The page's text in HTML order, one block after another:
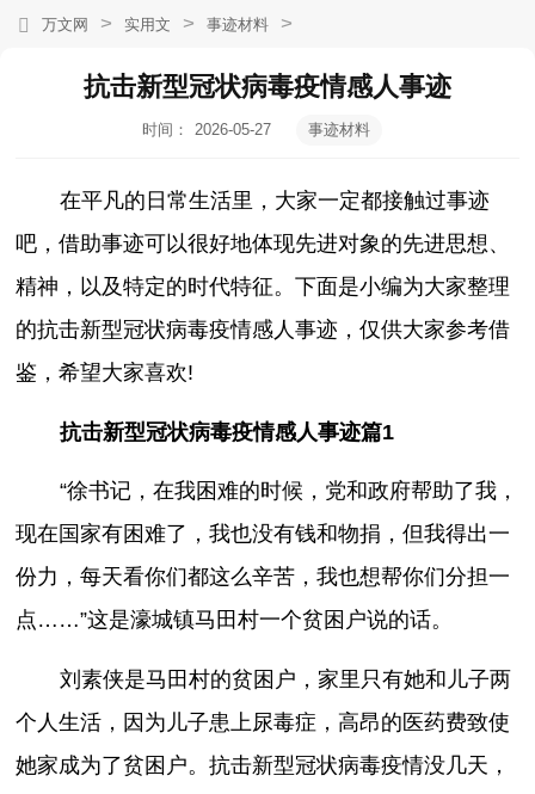
万文网 > 实用文 > 事迹材料 >
抗击新型冠状病毒疫情感人事迹
时间：
2026-05-27
事迹材料
在平凡的日常生活里，大家一定都接触过事迹
吧，借助事迹可以很好地体现先进对象的先进思想、
精神，以及特定的时代特征。下面是小编为大家整理
的抗击新型冠状病毒疫情感人事迹，仅供大家参考借
鉴，希望大家喜欢!
抗击新型冠状病毒疫情感人事迹篇1
“徐书记，在我困难的时候，党和政府帮助了我，
现在国家有困难了，我也没有钱和物捐，但我得出一
份力，每天看你们都这么辛苦，我也想帮你们分担一
点……”这是濠城镇马田村一个贫困户说的话。
刘素侠是马田村的贫困户，家里只有她和儿子两
个人生活，因为儿子患上尿毒症，高昂的医药费致使
她家成为了贫困户。抗击新型冠状病毒疫情没几天，